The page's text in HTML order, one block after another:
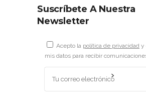
Suscríbete A Nuestra
Newsletter
Acepto la política de privacidad y
mis datos para recibir